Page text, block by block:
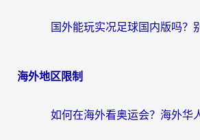
海外地区限制